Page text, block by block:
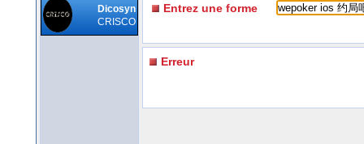
Dicosyn
CRISCO
Entrez une forme
Erreur